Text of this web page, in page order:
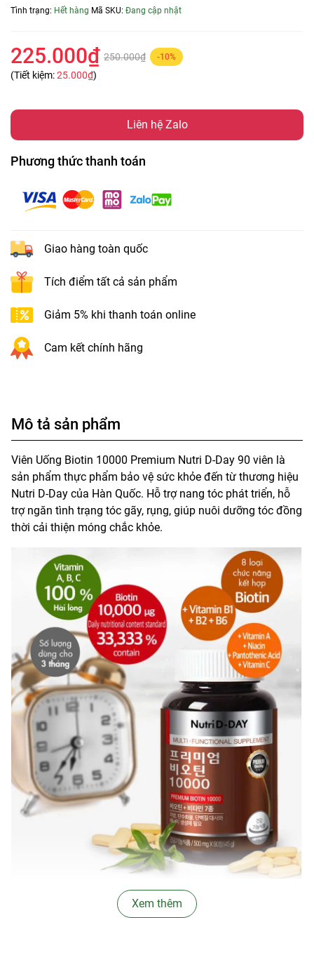
Tình trạng: Hết hàng Mã SKU: Đang cập nhật
225.000₫ 250.000₫ -10%
(Tiết kiệm:25.000₫)
Liên hệ Zalo
Phương thức thanh toán
Giao hàng toàn quốc
Tích điểm tất cả sản phẩm
Giảm 5% khi thanh toán online
Cam kết chính hãng
Mô tả sản phẩm
Viên Uống Biotin 10000 Premium Nutri D-Day 90 viên là
sản phẩm thực phẩm bảo vệ sức khỏe đến từ thương hiệu
Nutri D-Day của Hàn Quốc. Hỗ trợ nang tóc phát triển, hỗ
trợ ngăn tình trạng tóc gãy, rụng, giúp nuôi dưỡng tóc đồng
thời cải thiện móng chắc khỏe.
Xem thêm